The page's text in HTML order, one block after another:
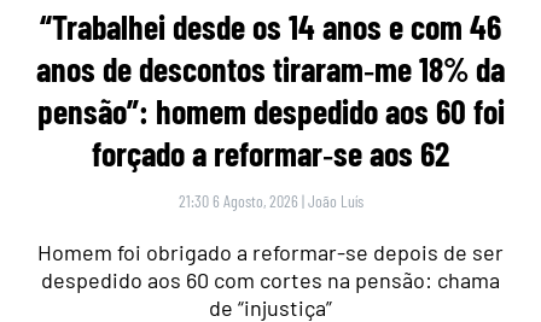
“Trabalhei desde os 14 anos e com 46
anos de descontos tiraram‑me 18% da
pensão”: homem despedido aos 60 foi
forçado a reformar‑se aos 62
21:30 6 Agosto, 2026 |João Luís
Homem foi obrigado a reformar-se depois de ser
despedido aos 60 com cortes na pensão: chama
de “injustiça”